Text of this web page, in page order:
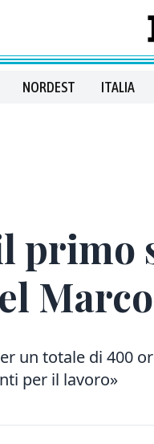
NORDEST ITALIA
primo
un totale di 400
per il lavoro»